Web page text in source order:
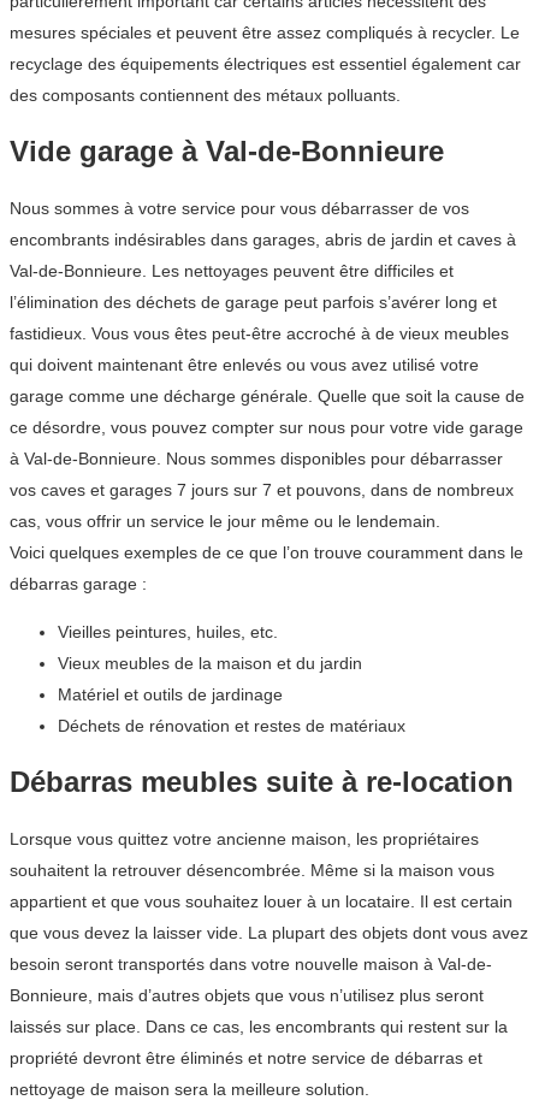
mesures spéciales et peuvent être assez compliqués à recycler. Le
recyclage des équipements électriques est essentiel également car
des composants contiennent des métaux polluants.
Vide garage à Val-de-Bonnieure
Nous sommes à votre service pour vous débarrasser de vos
encombrants indésirables dans garages, abris de jardin et caves à
Val-de-Bonnieure. Les nettoyages peuvent être difficiles et
l’élimination des déchets de garage peut parfois s’avérer long et
fastidieux. Vous vous êtes peut-être accroché à de vieux meubles
qui doivent maintenant être enlevés ou vous avez utilisé votre
garage comme une décharge générale. Quelle que soit la cause de
ce désordre, vous pouvez compter sur nous pour votre vide garage
à Val-de-Bonnieure. Nous sommes disponibles pour débarrasser
vos caves et garages 7 jours sur 7 et pouvons, dans de nombreux
cas, vous offrir un service le jour même ou le lendemain.
Voici quelques exemples de ce que l’on trouve couramment dans le
débarras garage :
Vieilles peintures, huiles, etc.
Vieux meubles de la maison et du jardin
Matériel et outils de jardinage
Déchets de rénovation et restes de matériaux
Débarras meubles suite à re-location
Lorsque vous quittez votre ancienne maison, les propriétaires
souhaitent la retrouver désencombrée. Même si la maison vous
appartient et que vous souhaitez louer à un locataire. Il est certain
que vous devez la laisser vide. La plupart des objets dont vous avez
besoin seront transportés dans votre nouvelle maison à Val-de-
Bonnieure, mais d’autres objets que vous n’utilisez plus seront
laissés sur place. Dans ce cas, les encombrants qui restent sur la
propriété devront être éliminés et notre service de débarras et
nettoyage de maison sera la meilleure solution.